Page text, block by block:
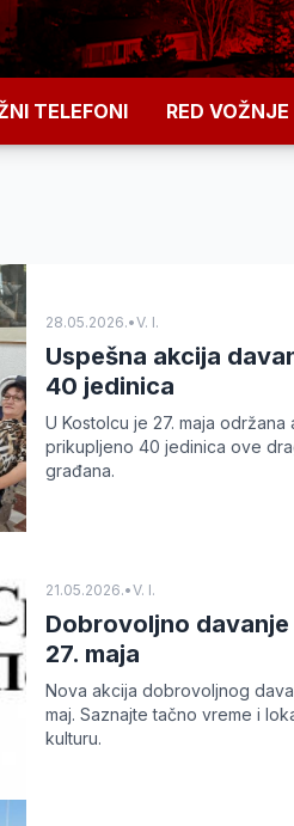
TELEFONI RED VOŽNJE
28.05.2026.•V. I.
Uspešna akcija
40 jedinica
U Kostolcu je 27. maja
prikupljeno 40 jedinica ove
građana.
21.05.2026.•V. I.
Dobrovoljno
27. maja
Nova akcija dobrovoljnog
maj. Saznajte tačno vreme i
kulturu.